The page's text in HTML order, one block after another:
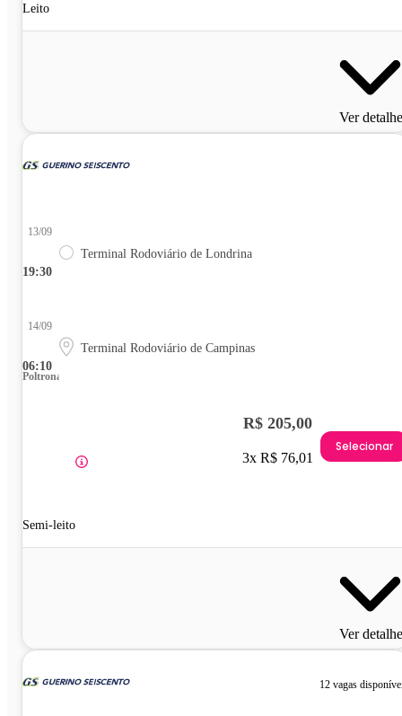
Leito
Ver
19:30
13/09
Terminal Rodoviário de Londrina
06:10
14/09
Terminal Rodoviário de Campinas
Poltrona
Semi-leito
R$ 205,00
3x R$ 76,01
Selecionar
Ver
12 vagas